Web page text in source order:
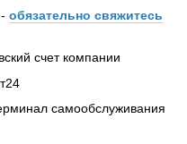
обязательно свяжитесь
счет компании
самообслуживания